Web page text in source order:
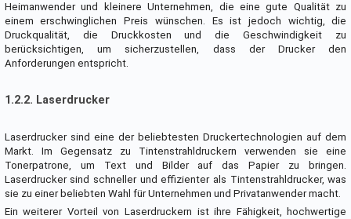
Heimanwender und kleinere Unternehmen, die eine gute Qualität zu
einem erschwinglichen Preis wünschen. Es ist jedoch wichtig, die
Druckqualität, die Druckkosten und die Geschwindigkeit zu
berücksichtigen, um sicherzustellen, dass der Drucker den
Anforderungen entspricht.
1.2.2. Laserdrucker
Laserdrucker sind eine der beliebtesten Druckertechnologien auf dem
Markt. Im Gegensatz zu Tintenstrahldruckern verwenden sie eine
Tonerpatrone, um Text und Bilder auf das Papier zu bringen.
Laserdrucker sind schneller und effizienter als Tintenstrahldrucker, was
sie zu einer beliebten Wahl für Unternehmen und Privatanwender macht.
Ein weiterer Vorteil von Laserdruckern ist ihre Fähigkeit, hochwertige